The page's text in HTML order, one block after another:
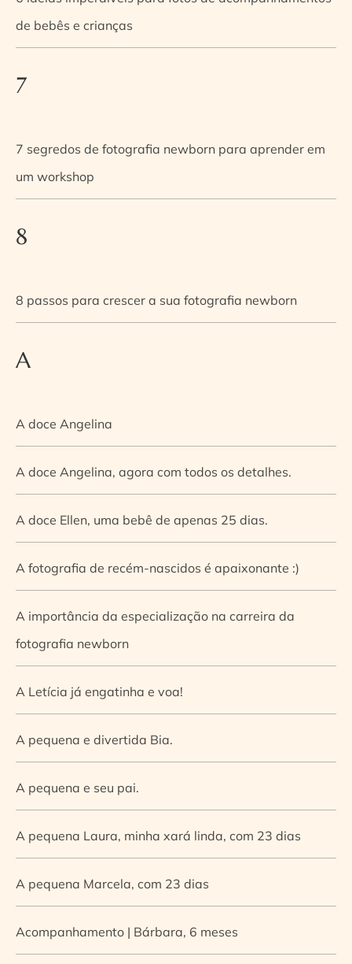
de bebês e crianças
7
7 segredos de fotografia newborn para aprender em
um workshop
8
8 passos para crescer a sua fotografia newborn
A
A doce Angelina
A doce Angelina, agora com todos os detalhes.
A doce Ellen, uma bebê de apenas 25 dias.
A fotografia de recém-nascidos é apaixonante :)
A importância da especialização na carreira da
fotografia newborn
A Letícia já engatinha e voa!
A pequena e divertida Bia.
A pequena e seu pai.
A pequena Laura, minha xará linda, com 23 dias
A pequena Marcela, com 23 dias
Acompanhamento | Bárbara, 6 meses